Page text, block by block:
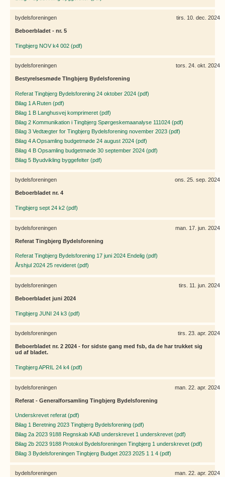
tirs. 10. dec. 2024
bydelsforeningen
Beboerbladet - nr. 5
Tingbjerg NOV k4 002 (pdf)
tors. 24. okt. 2024
bydelsforeningen
Bestyrelsesmøde TIngbjerg Bydelsforening
Referat Tingbjerg Bydelsforening 24 oktober 2024 (pdf)
Bilag 1 A Ruten (pdf)
Bilag 1 B Langhusvej komprimeret (pdf)
Bilag 2 Kommunikation i Tingbjerg Spørgeskemaanalyse 111024 (pdf)
Bilag 3 Vedtægter for Tingbjerg Bydelsforening november 2023 (pdf)
Bilag 4 A Opsamling budgetmøde 24 august 2024 (pdf)
Bilag 4 B Opsamling budgetmøde 30 september 2024 (pdf)
Bilag 5 Byudvikling byggefelter (pdf)
ons. 25. sep. 2024
bydelsforeningen
Beboerbladet nr. 4
Tingbjerg sept 24 k2 (pdf)
man. 17. jun. 2024
bydelsforeningen
Referat Tingbjerg Bydelsforening
Referat Tingbjerg Bydelsforening 17 juni 2024 Endelig (pdf)
Årshjul 2024 25 revideret (pdf)
tirs. 11. jun. 2024
bydelsforeningen
Beboerbladet juni 2024
Tingbjerg JUNI 24 k3 (pdf)
tirs. 23. apr. 2024
bydelsforeningen
Beboerbladet nr. 2 2024 - for sidste gang med fsb, da de har trukket sig
ud af bladet.
Tingbjerg APRIL 24 k4 (pdf)
man. 22. apr. 2024
bydelsforeningen
Referat - Generalforsamling Tingbjerg Bydelsforening
Underskrevet referat (pdf)
Bilag 1 Beretning 2023 Tingbjerg Bydelsforening (pdf)
Bilag 2a 2023 9188 Regnskab KAB underskrevet 1 underskrevet (pdf)
Bilag 2b 2023 9188 Protokol Bydelsforeningen Tingbjerg 1 underskrevet (pdf)
Bilag 3 Bydelsforeningen Tingbjerg Budget 2023 2025 1 1 4 (pdf)
man. 22. apr. 2024
bydelsforeningen